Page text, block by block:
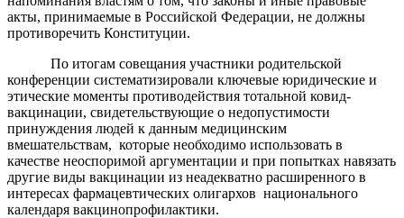
акты, принимаемые в Российской Федерации, не должны
противоречить Конституции.
По итогам совещания участники родительской
конференции систематизировали ключевые юридические и
этические моменты противодействия тотальной ковид-
вакцинации, свидетельствующие о недопустимости
принуждения людей к данным медицинским
вмешательствам, которые необходимо использовать в
качестве неоспоримой аргументации и при попытках навязать
другие виды вакцинации из неадекватно расширенного в
интересах фармацевтических олигархов национального
календаря вакцинопрофилактики.